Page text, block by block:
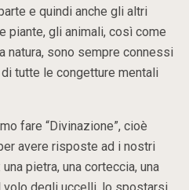
e quindi anche gli altri
piante, gli animali, così come
natura, sono sempre connessi
tutte le congetture mentali
fare “Divinazione”, cioè
avere risposte ad i nostri
pietra, una corteccia, una